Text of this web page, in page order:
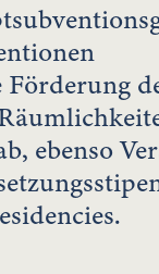
Förderung
ebenso